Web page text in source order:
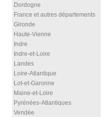
Dordogne
France et autres départements
Gironde
Haute-Vienne
Indre
Indre-et-Loire
Landes
Loire-Atlantique
Lot-et-Garonne
Maine-et-Loire
Pyrénées-Atlantiques
Vendée